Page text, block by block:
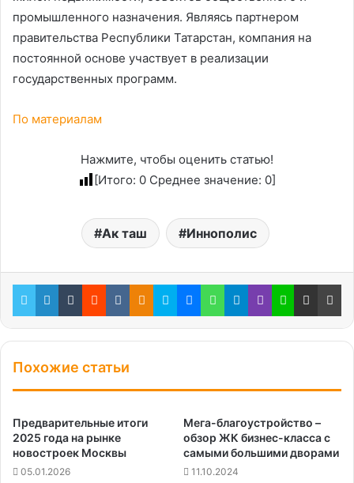
промышленного назначения. Являясь партнером
правительства Республики Татарстан, компания на
постоянной основе участвует в реализации
государственных программ.
По материалам
Нажмите, чтобы оценить статью!
[Итого: 0 Среднее значение: 0]
Ак таш Иннополис
TwitterLinkedInTumblrRedditВконтакте
Одноклассники
SkypeMessenger
WhatsApp
Telegram
ViberLine Поделиться через электронную почту
Похожие статьи
Предварительные итоги
2025 года на рынке
новостроек Москвы
05.01.2026
Мега-благоустройство –
обзор ЖК бизнес-класса с
самыми большими дворами
11.10.2024